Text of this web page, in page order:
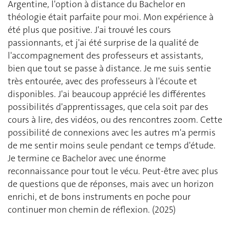
Argentine, l'option à distance du Bachelor en
théologie était parfaite pour moi. Mon expérience à
été plus que positive. J'ai trouvé les cours
passionnants, et j'ai été surprise de la qualité de
l'accompagnement des professeurs et assistants,
bien que tout se passe à distance. Je me suis sentie
très entourée, avec des professeurs à l'écoute et
disponibles. J'ai beaucoup apprécié les différentes
possibilités d'apprentissages, que cela soit par des
cours à lire, des vidéos, ou des rencontres zoom. Cette
possibilité de connexions avec les autres m'a permis
de me sentir moins seule pendant ce temps d'étude.
Je termine ce Bachelor avec une énorme
reconnaissance pour tout le vécu. Peut-être avec plus
de questions que de réponses, mais avec un horizon
enrichi, et de bons instruments en poche pour
continuer mon chemin de réflexion. (2025)